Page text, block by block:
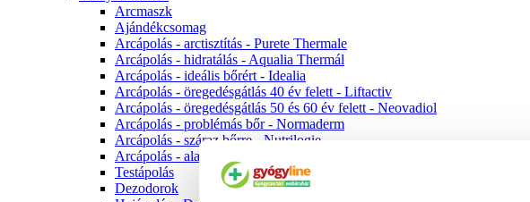
Arcmaszk
Ajándékcsomag
Arcápolás - arctisztítás - Purete Thermale
Arcápolás - hidratálás - Aqualia Thermál
Arcápolás - ideális bőrért - Idealia
Arcápolás - öregedésgátlás 40 év felett - Liftactiv
Arcápolás - öregedésgátlás 50 és 60 év felett - Neovadiol
Arcápolás - problémás bőr - Normaderm
Arcápolás - száraz bőrre - Nutrilogie
Arcápolás - alapozók
Testápolás
Dezodorok